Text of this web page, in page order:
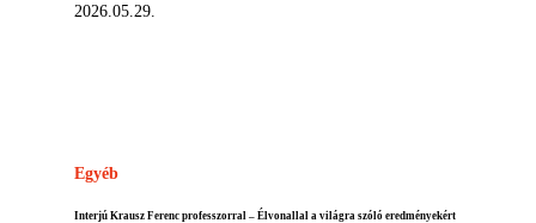
2026.05.29.
Egyéb
Interjú Krausz Ferenc professzorral – Élvonallal a világra szóló eredményekért